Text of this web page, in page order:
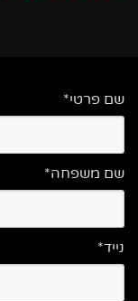
שם פרטי*
שם משפחה*
נייד*